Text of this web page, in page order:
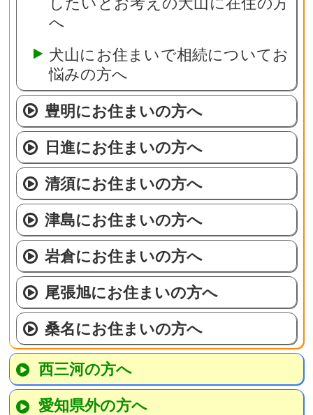
へ
犬山にお住まいで相続についてお
悩みの方へ
豊明にお住まいの方へ
日進にお住まいの方へ
清須にお住まいの方へ
津島にお住まいの方へ
岩倉にお住まいの方へ
尾張旭にお住まいの方へ
桑名にお住まいの方へ
西三河の方へ
愛知県外の方へ